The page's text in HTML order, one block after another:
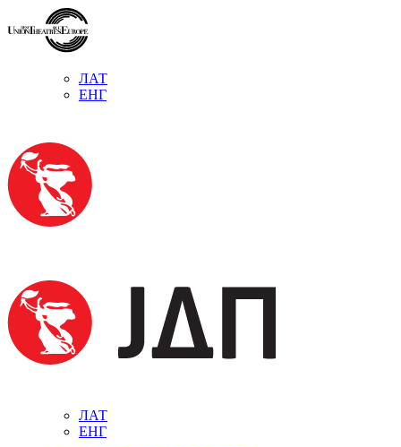
ЛАТ
ЕНГ
ЛАТ
ЕНГ